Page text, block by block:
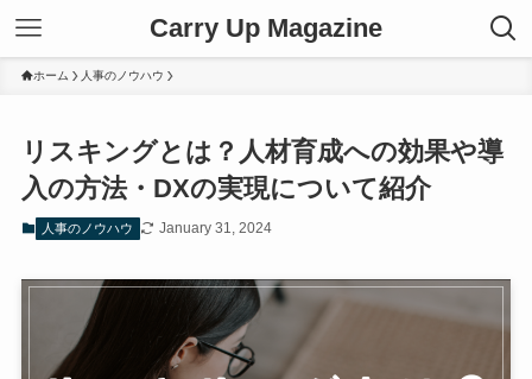
Carry Up Magazine
ホーム 人事のノウハウ
リスキングとは？人材育成への効果や導
入の方法・DXの実現について紹介
人事のノウハウ January 31, 2024